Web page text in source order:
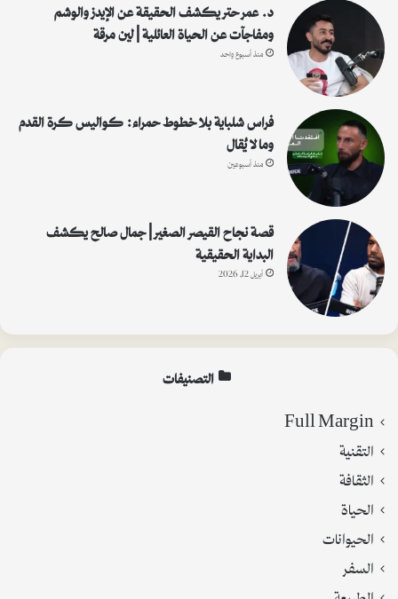
د. عمر حتر يكشف الحقيقة عن الإيدز والوشم
ومفاجآت عن الحياة العائلية | لين مرقة
منذ أسبوع واحد
فراس شلباية بلا خطوط حمراء: كواليس كرة القدم
وما لا يُقال
منذ أسبوعين
قصة نجاح القيصر الصغير | جمال صالح يكشف
البداية الحقيقية
أبريل 12, 2026
التصنيفات
Full Margin
التقنية
الثقافة
الحياة
الحيوانات
السفر